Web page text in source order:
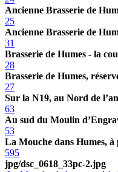
Ancienne Brasserie de
25
Ancienne Brasserie de
31
Brasserie de Humes - la
28
Brasserie de Humes,
27
Sur la N19, au Nord de
63
Au sud du Moulin
53
La Mouche dans Humes,
595
jpg/dsc_0618_33pc-2.jpg